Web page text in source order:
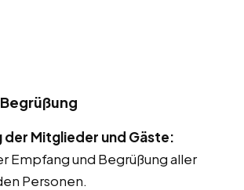
der Mitglieder und Gäste:
Empfang und Begrüßung aller
Personen.